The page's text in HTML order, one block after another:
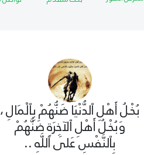
بُخْـلُ أَهْلِ ٱلدُّنْيَا ضَنُّهُمْ بِٱلْمَالِ ،
وَبُخْـلُ أَهْلِ ٱلآخِرَةِ ضَنُّهُمْ
بِٱلنَّفْسِ عَلَى ٱللَّهِ ..